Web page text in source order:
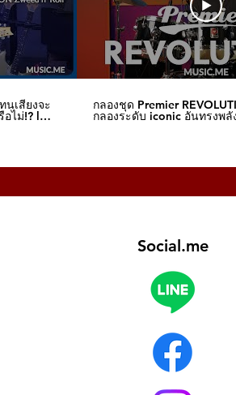
นเสียงจะ
ไม่!? l
กลองชุด Premier
กลองระดับ iconic อันทรงพลั
Social.me